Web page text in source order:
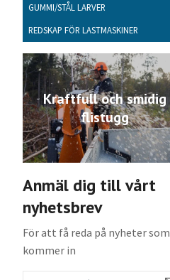
GUMMI/STÅL LARVER
REDSKAP FÖR LASTMASKINER
Kraftfull och smidig
flistugg
Anmäl dig till vårt
nyhetsbrev
För att få reda på nyheter som
kommer in